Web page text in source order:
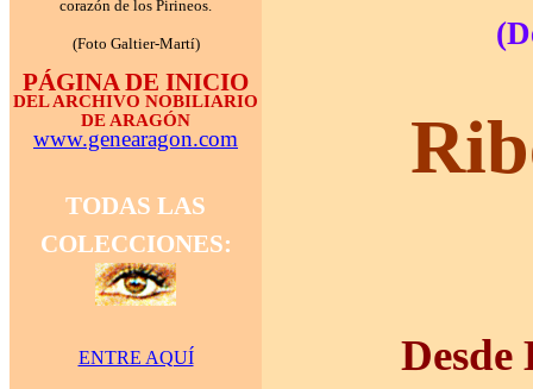
corazón de los Pirineos.
(Foto Galtier-Martí)
PÁGINA DE INICIO
DEL ARCHIVO NOBILIARIO
DE ARAGÓN
www.genearagon.com
TODAS LAS
COLECCIONES:
ENTRE AQUÍ
(
Desde